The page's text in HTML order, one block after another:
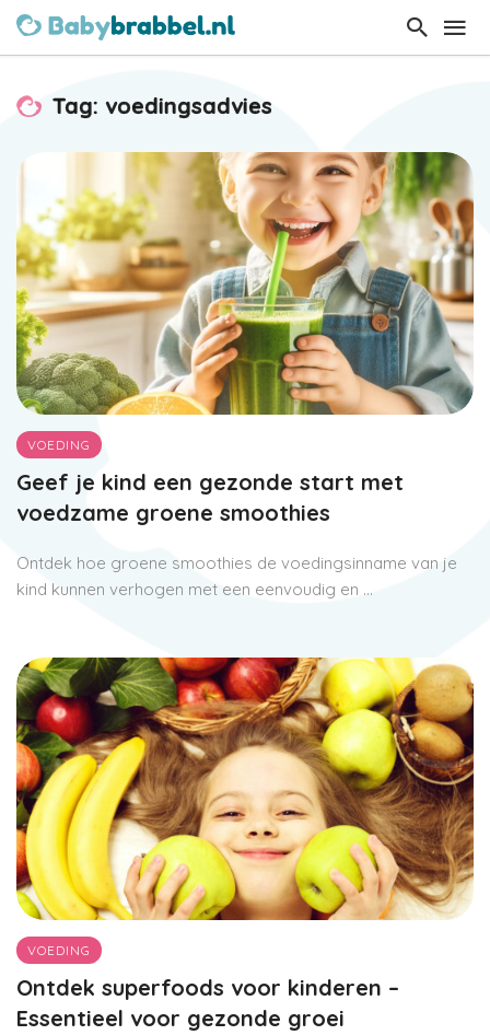
Tag: voedingsadvies
VOEDING
Geef je kind een gezonde start met
voedzame groene smoothies
Ontdek hoe groene smoothies de voedingsinname van je
kind kunnen verhogen met een eenvoudig en ...
VOEDING
Ontdek superfoods voor kinderen –
Essentieel voor gezonde groei